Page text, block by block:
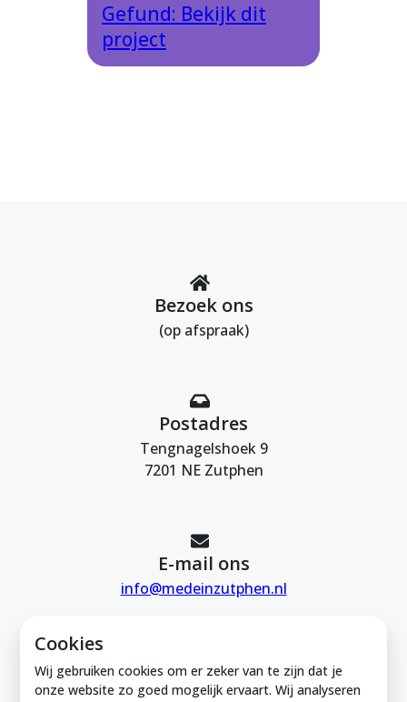
Cookies
Wij gebruiken cookies om er zeker van te zijn dat je
onze website zo goed mogelijk ervaart. Wij analyseren
Gefund: Bekijk dit
project
Bezoek ons
(op afspraak)
Postadres
Tengnagelshoek 9
7201 NE Zutphen
E-mail ons
info@medeinzutphen.nl